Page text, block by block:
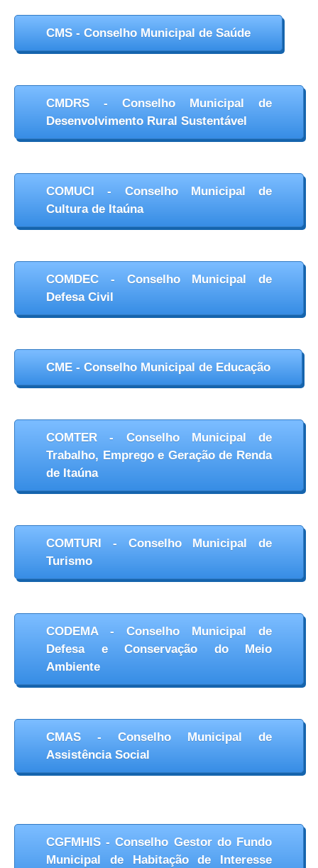
CMS - Conselho Municipal de Saúde
CMDRS - Conselho Municipal de
Desenvolvimento Rural Sustentável
COMUCI - Conselho Municipal de
Cultura de Itaúna
COMDEC - Conselho Municipal de
Defesa Civil
CME - Conselho Municipal de Educação
COMTER - Conselho Municipal de
Trabalho, Emprego e Geração de Renda
de Itaúna
COMTURI - Conselho Municipal de
Turismo
CODEMA - Conselho Municipal de
Defesa e Conservação do Meio
Ambiente
CMAS - Conselho Municipal de
Assistência Social
CGFMHIS - Conselho Gestor do Fundo
Municipal de Habitação de Interesse